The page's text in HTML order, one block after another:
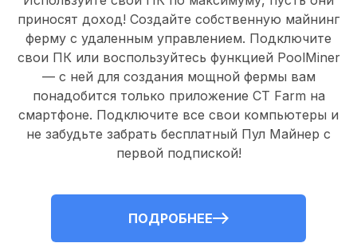
приносят доход! Создайте собственную майнинг
ферму с удаленным управлением. Подключите
свои ПКили воспользуйтесь функцией PoolMiner
— с ней для создания мощной фермы вам
понадобится только приложение CT Farm на
смартфоне. Подключите все свои компьютеры и
не забудьте забрать бесплатный Пул Майнер с
первой подпиской!
ПОДРОБНЕЕ